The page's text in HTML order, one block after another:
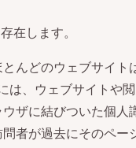
在します。
んどのウェブサイト
、ウェブサイトや
ザに結びついた個人
者が過去にそのペー